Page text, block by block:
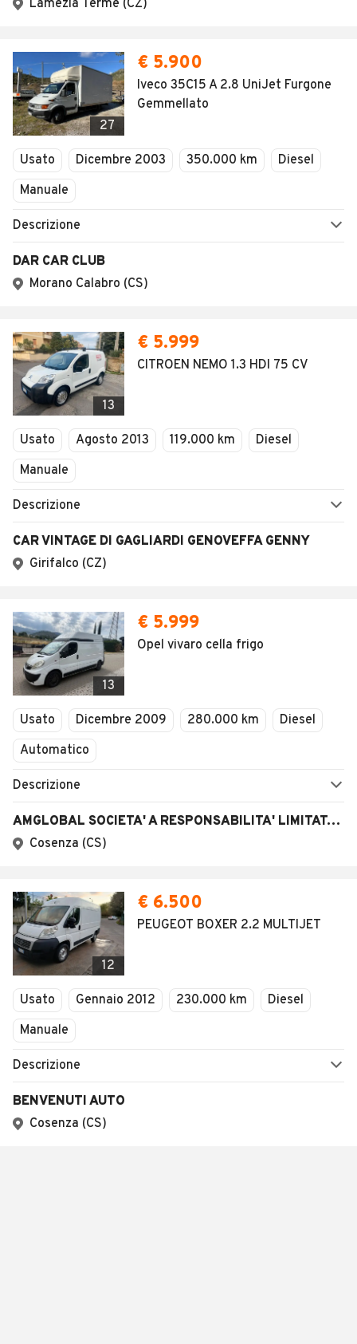
Lamezia Terme (CZ)
27
€ 5.900
Iveco 35C15 A 2.8 UniJet Furgone
Gemmellato
Usato Dicembre 2003 350.000 km
Diesel
Manuale
Descrizione
DAR CAR CLUB
Morano Calabro (CS)
13
€ 5.999
CITROEN NEMO 1.3 HDI 75 CV
Usato Agosto 2013 119.000 km
Diesel
Manuale
Descrizione
CAR VINTAGE DI GAGLIARDI GENOVEFFA GENNY
Girifalco (CZ)
13
€ 5.999
Opel vivaro cella frigo
Usato Dicembre 2009 280.000 km
Diesel
Automatico
Descrizione
AMGLOBAL SOCIETA' A RESPONSABILITA' LIMITATA SEMPLIFICATA
Cosenza (CS)
12
€ 6.500
PEUGEOT BOXER 2.2 MULTIJET
Usato Gennaio 2012 230.000 km
Diesel
Manuale
Descrizione
BENVENUTI AUTO
Cosenza (CS)